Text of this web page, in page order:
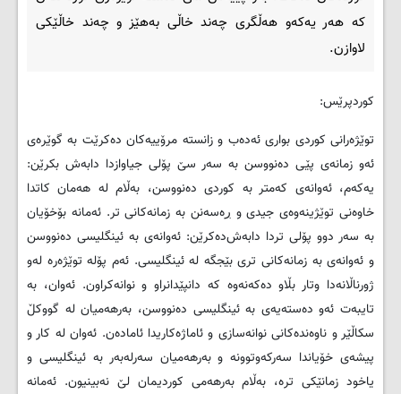
کە هەر یەکەو هەڵگری چەند خاڵی بەهێز و چەند خاڵێکی
لاوازن.
کوردپرێس:
توێژەرانی کوردی بواری ئەدەب و زانستە مرۆییەکان دەکرێت بە گوێرەی
ئەو زمانەی پێی دەنووسن بە سەر سێ پۆلی جیاوازدا دابەش بکرێن:
یەکەم، ئەوانەی کەمتر بە کوردی دەنووسن، بەڵام لە هەمان کاتدا
خاوەنی توێژینەوەی جیدی و ڔەسەنن بە زمانەکانی تر. ئەمانە بۆخۆیان
بە سەر دوو پۆلی تردا دابەش‌دەکرێن: ئەوانەی بە ئینگلیسی دەنووسن
و ئەوانەی بە زمانەکانی تری بێجگە لە ئینگلیسی. ئەم پۆلە توێژەرە لەو
ژورناڵانەدا وتار بڵاو دەکەنەوە کە دانپێدانراو و نوانەکراون. ئەوان، بە
تایبەت ئەو دەستەیەی بە ئینگلیسی دەنووسن، بەرهەمیان لە گووکڵ
سکاڵێر و ناوەندەکانی نوانەسازی و ئاماژەکاریدا ئامادەن. ئەوان لە کار و
پیشەی خۆیاندا سەرکەوتوونە و بەرهەمیان سەرلەبەر بە ئینگلیسی و
یاخود زمانێکی ترە، بەڵام بەرهەمی کوردیمان لێ نەبینیون. ئەمانە